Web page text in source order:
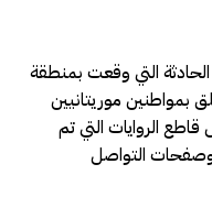
التي وقعت بمنطقة
بمواطنين موريتانيين
الروايات التي تم
وصفحات التواصل